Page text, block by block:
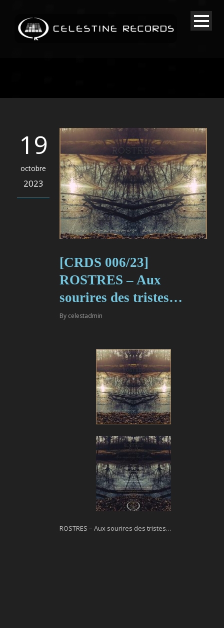
19
octobre
2023
[CRDS 006/23]
ROSTRES – Aux
sourires des tristes…
By celestadmin
ROSTRES – Aux sourires des tristes…